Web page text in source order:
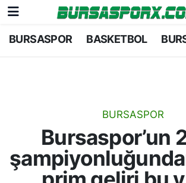
BURSASPOR BASKETBOL
BURSASPOR
Bursaspor’un
Bursaspor
Bursa Amatör
Hentbol
Bursa Nöbetçi Eczaneler
Bursa Trafik Yoğunluk Haritası
TFF 2.Lig Kırmızı Grup Puan